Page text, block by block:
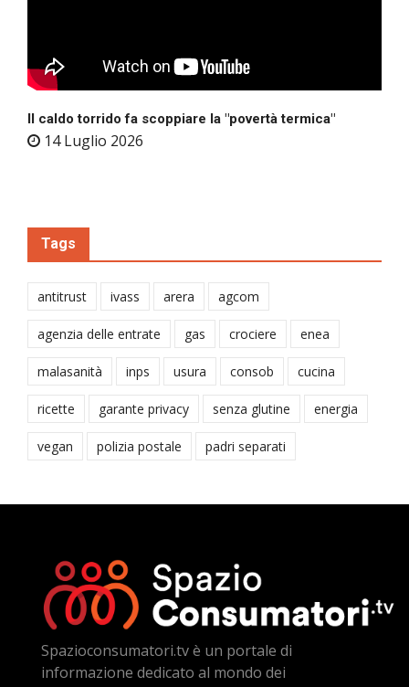
Il caldo torrido fa scoppiare la "povertà termica"
14 Luglio 2026
Tags
antitrust ivass arera agcom
agenzia delle entrate gas crociere enea
malasanità inps usura consob cucina
ricette garante privacy senza glutine energia
vegan polizia postale padri separati
Spazioconsumatori.tv è un portale di
informazione dedicato al mondo dei